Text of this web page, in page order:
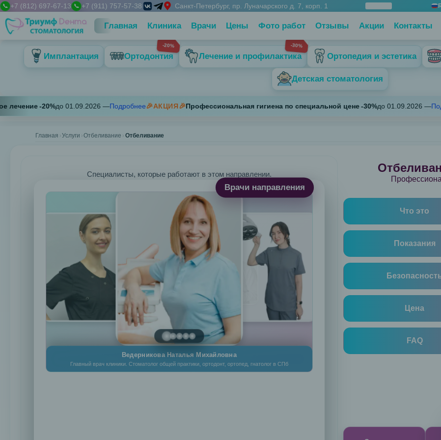
📞 +7 (812) 697-67-13 📞 +7 (911) 757-57-38 Санкт-Петербург, пр. Луначарского д. 7, корп. 1
Технический блок контактов
+7 (812) 697-67-13
Телефон 2
График работы
Пн 09:00-21:00; Вт 09:00-21:00; Ср 09:00-21:00; Чт 09:00-21:00; Пт 09:00-21:00; Сб 09:00-21:00; Вс 09:00-21:00
Главная Клиника Врачи Цены Фото работ Отзывы Акции Контакты
Имплантация
-20%
Ортодонтия
-30%
Лечение и профилактика Ортопедия и эстетика
Детская стоматология
Имплантация
Установка
Straumann
Shiny,
Damon
Лигатурная
Элайнеры
-20%до01.09.2026—Подробнее🎉АКЦИЯ🎉Профессиональная гигиена по специальной цене -30%до01.09.2026—
Панель Закрыть
Главная Услуги Отбеливание Отбеливание
Что это
Показания
Цена
FAQ
Специалисты, которые работают в этом направлении.
Врачи направления
Ведерникова Наталья Михайловна
Главный врач клиники. Стоматолог общей практики, ортодонт, ортопед, гнатолог в СПб